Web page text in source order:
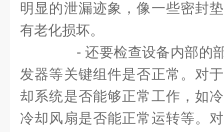
明显的泄漏迹象，像一些密封
有老化损坏。
- 还要检查设备内部的部
发器等关键组件是否正常。对
却系统是否能够正常工作，如
冷却风扇是否能正常运转等。